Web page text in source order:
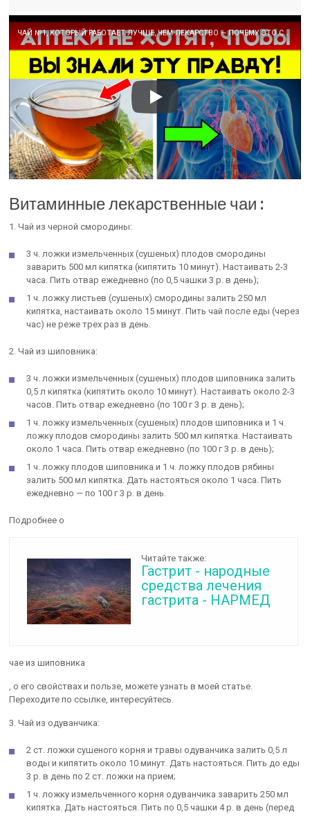
ЧАЙ №1, КОТОРЫЙ РАБОТАЕТ ЛУЧШЕ, ЧЕМ ЛЕКАРСТВО — ПОЧЕМУ ЭТО СКРЫВАЮТ?
Витаминные лекарственные чаи :
1. Чай из черной смородины:
3 ч. ложки измельченных (сушеных) плодов смородины
заварить 500 мл кипятка (кипятить 10 минут). Настаивать 2-3
часа. Пить отвар ежедневно (по 0,5 чашки 3 р. в день);
1 ч. ложку листьев (сушеных) смородины залить 250 мл
кипятка, настаивать около 15 минут. Пить чай после еды (через
час) не реже трех раз в день.
2. Чай из шиповника:
3 ч. ложки измельченных (сушеных) плодов шиповника залить
0,5 л кипятка (кипятить около 10 минут). Настаивать около 2-3
часов. Пить отвар ежедневно (по 100 г 3 р. в день);
1 ч. ложку измельченных (сушеных) плодов шиповника и 1 ч.
ложку плодов смородины залить 500 мл кипятка. Настаивать
около 1 часа. Пить отвар ежедневно (по 100 г 3 р. в день);
1 ч. ложку плодов шиповника и 1 ч. ложку плодов рябины
залить 500 мл кипятка. Дать настояться около 1 часа. Пить
ежедневно — по 100 г 3 р. в день.
Подробнее о
Читайте также:
Гастрит - народные
средства лечения
гастрита - НАРМЕД
чае из шиповника
, о его свойствах и пользе, можете узнать в моей статье.
Переходите по ссылке, интересуйтесь.
3. Чай из одуванчика:
2 ст. ложки сушеного корня и травы одуванчика залить 0,5 л
воды и кипятить около 10 минут. Дать настояться. Пить до еды
3 р. в день по 2 ст. ложки на прием;
1 ч. ложку измельченного корня одуванчика заварить 250 мл
кипятка. Дать настояться. Пить по 0,5 чашки 4 р. в день (перед